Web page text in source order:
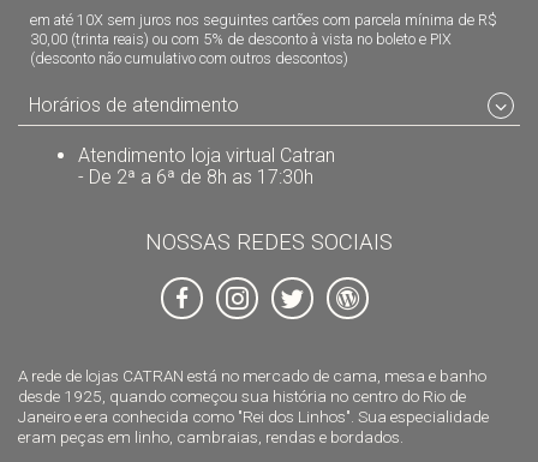
A rede de lojas CATRAN está no mercado de cama, mesa e banho
desde 1925, quando começou sua história no centro do Rio de
Janeiro e era conhecida como "Rei dos Linhos". Sua especialidade
eram peças em linho, cambraias, rendas e bordados.
em até 10X sem juros nos seguintes cartões com parcela mínima de R$
30,00 (trinta reais) ou com 5% de desconto à vista no boleto e PIX
(desconto não cumulativo com outros descontos)
Horários de atendimento
Atendimento loja virtual Catran
- De 2ª a 6ª de 8h as 17:30h
NOSSAS REDES SOCIAIS